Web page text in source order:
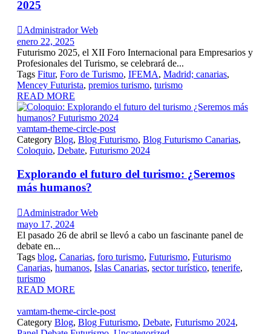
2025
Administrador Web
enero 22, 2025
Futurismo 2025, el XII Foro Internacional para Empresarios y
Profesionales del Turismo, se celebrará de...
Tags Fitur, Foro de Turismo, IFEMA, Madrid; canarias,
Mencey Futurista, premios turismo, turismo
READ MORE
vamtam-theme-circle-post
Category Blog, Blog Futurismo, Blog Futurismo Canarias,
Coloquio, Debate, Futurismo 2024
Explorando el futuro del turismo: ¿Seremos
más humanos?
Administrador Web
mayo 17, 2024
El pasado 26 de abril se llevó a cabo un fascinante panel de
debate en...
Tags blog, Canarias, foro turismo, Futurismo, Futurismo
Canarias, humanos, Islas Canarias, sector turístico, tenerife,
turismo
READ MORE
vamtam-theme-circle-post
Category Blog, Blog Futurismo, Debate, Futurismo 2024,